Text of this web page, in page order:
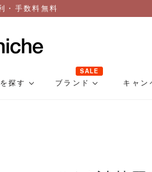
・手数料無料
探す ブランド
SALE
キャン